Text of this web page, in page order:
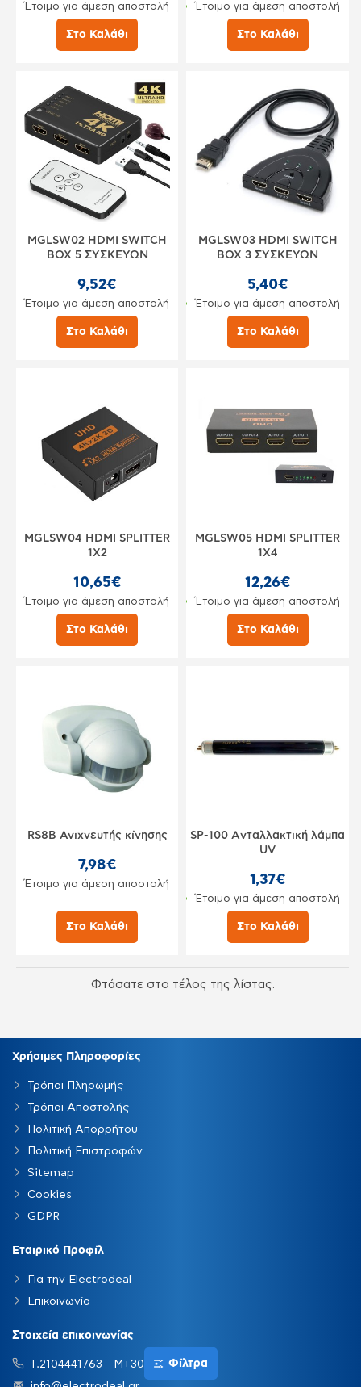
Έτοιμο για άμεση αποστολή
Στο Καλάθι
Έτοιμο για άμεση αποστολή
Στο Καλάθι
MGLSW02 HDMI SWITCH
BOX 5 ΣΥΣΚΕΥΩΝ
9,52€
Έτοιμο για άμεση αποστολή
Στο Καλάθι
MGLSW03 HDMI SWITCH
BOX 3 ΣΥΣΚΕΥΩΝ
5,40€
Έτοιμο για άμεση αποστολή
Στο Καλάθι
MGLSW04 HDMI SPLITTER
1X2
10,65€
Έτοιμο για άμεση αποστολή
Στο Καλάθι
MGLSW05 HDMI SPLITTER
1X4
12,26€
Έτοιμο για άμεση αποστολή
Στο Καλάθι
RS8B Ανιχνευτής κίνησης
7,98€
Έτοιμο για άμεση αποστολή
Στο Καλάθι
SP-100 Aνταλλακτική λάμπα
UV
1,37€
Έτοιμο για άμεση αποστολή
Στο Καλάθι
Φτάσατε στο τέλος της λίστας.
Χρήσιμες Πληροφορίες
Τρόποι Πληρωμής
Τρόποι Αποστολής
Πολιτική Απορρήτου
Πολιτική Επιστροφών
Sitemap
Cookies
GDPR
Εταιρικό Προφίλ
Για την Electrodeal
Επικοινωνία
Στοιχεία επικοινωνίας
Τ.2104441763 - Μ+306931510060
Φίλτρα